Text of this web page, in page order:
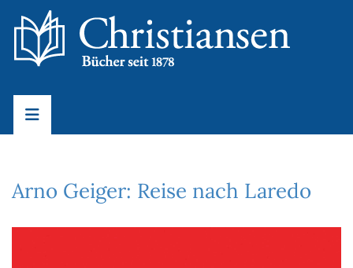
Arno Geiger: Reise nach Laredo